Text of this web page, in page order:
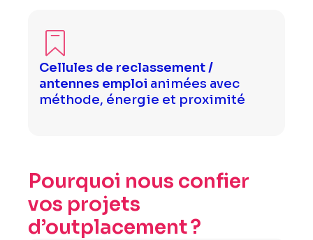
Cellules de reclassement /
antennes emploi animées avec
méthode, énergie et proximité
Pourquoi nous confier
vos projets
d’outplacement ?